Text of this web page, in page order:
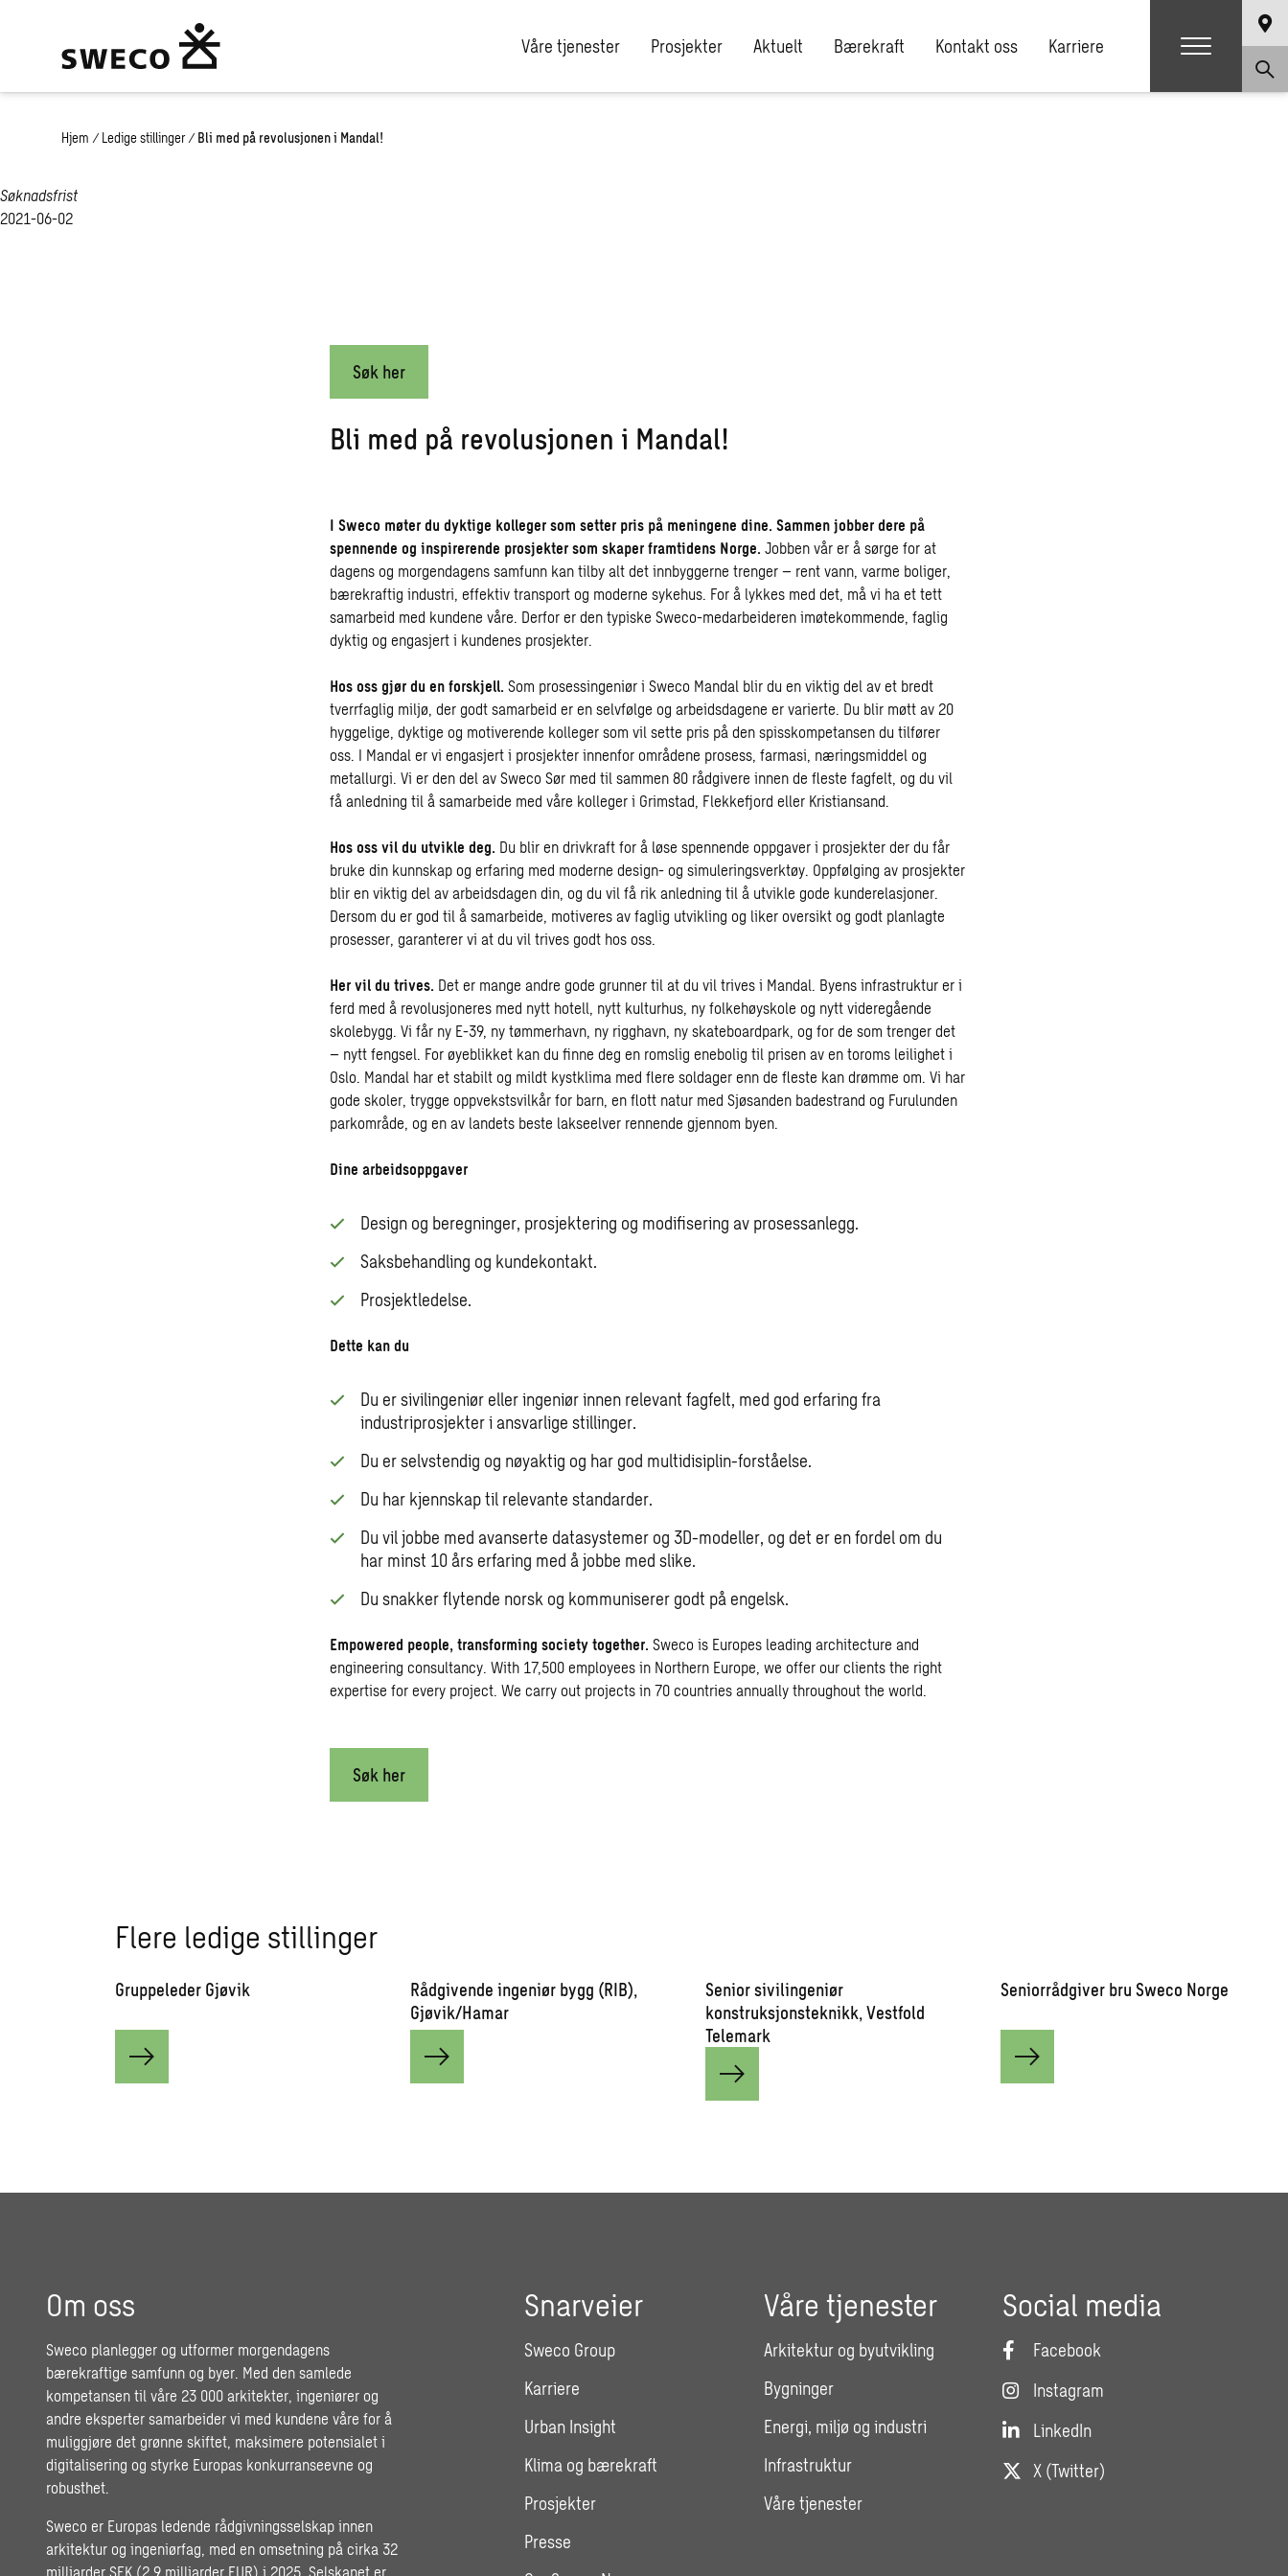
Våre tjenester Prosjekter Aktuelt Bærekraft Kontakt oss Karriere
Hjem / Ledige stillinger / Bli med på revolusjonen i Mandal!
Søknadsfrist
2021-06-02
Søk her
Bli med på revolusjonen i Mandal!
I Sweco møter du dyktige kolleger som setter pris på meningene dine. Sammen jobber dere på
spennende og inspirerende prosjekter som skaper framtidens Norge. Jobben vår er å sørge for at
dagens og morgendagens samfunn kan tilby alt det innbyggerne trenger – rent vann, varme boliger,
bærekraftig industri, effektiv transport og moderne sykehus. For å lykkes med det, må vi ha et tett
samarbeid med kundene våre. Derfor er den typiske Sweco-medarbeideren imøtekommende, faglig
dyktig og engasjert i kundenes prosjekter.
Hos oss gjør du en forskjell. Som prosessingeniør i Sweco Mandal blir du en viktig del av et bredt
tverrfaglig miljø, der godt samarbeid er en selvfølge og arbeidsdagene er varierte. Du blir møtt av 20
hyggelige, dyktige og motiverende kolleger som vil sette pris på den spisskompetansen du tilfører
oss. I Mandal er vi engasjert i prosjekter innenfor områdene prosess, farmasi, næringsmiddel og
metallurgi. Vi er den del av Sweco Sør med til sammen 80 rådgivere innen de fleste fagfelt, og du vil
få anledning til å samarbeide med våre kolleger i Grimstad, Flekkefjord eller Kristiansand.
Hos oss vil du utvikle deg. Du blir en drivkraft for å løse spennende oppgaver i prosjekter der du får
bruke din kunnskap og erfaring med moderne design- og simuleringsverktøy. Oppfølging av prosjekter
blir en viktig del av arbeidsdagen din, og du vil få rik anledning til å utvikle gode kunderelasjoner.
Dersom du er god til å samarbeide, motiveres av faglig utvikling og liker oversikt og godt planlagte
prosesser, garanterer vi at du vil trives godt hos oss.
Her vil du trives. Det er mange andre gode grunner til at du vil trives i Mandal. Byens infrastruktur er i
ferd med å revolusjoneres med nytt hotell, nytt kulturhus, ny folkehøyskole og nytt videregående
skolebygg. Vi får ny E-39, ny tømmerhavn, ny rigghavn, ny skateboardpark, og for de som trenger det
– nytt fengsel. For øyeblikket kan du finne deg en romslig enebolig til prisen av en toroms leilighet i
Oslo. Mandal har et stabilt og mildt kystklima med flere soldager enn de fleste kan drømme om. Vi har
gode skoler, trygge oppvekstsvilkår for barn, en flott natur med Sjøsanden badestrand og Furulunden
parkområde, og en av landets beste lakseelver rennende gjennom byen.
Dine arbeidsoppgaver
Design og beregninger, prosjektering og modifisering av prosessanlegg.
Saksbehandling og kundekontakt.
Prosjektledelse.
Dette kan du
Du er sivilingeniør eller ingeniør innen relevant fagfelt, med god erfaring fra
industriprosjekter i ansvarlige stillinger.
Du er selvstendig og nøyaktig og har god multidisiplin-forståelse.
Du har kjennskap til relevante standarder.
Du vil jobbe med avanserte datasystemer og 3D-modeller, og det er en fordel om du
har minst 10 års erfaring med å jobbe med slike.
Du snakker flytende norsk og kommuniserer godt på engelsk.
Empowered people, transforming society together. Sweco is Europes leading architecture and
engineering consultancy. With 17,500 employees in Northern Europe, we offer our clients the right
expertise for every project. We carry out projects in 70 countries annually throughout the world.
Søk her
Flere ledige stillinger
Gruppeleder Gjøvik
Rådgivende ingeniør bygg (RIB),
Gjøvik/Hamar
Senior sivilingeniør
konstruksjonsteknikk, Vestfold
Telemark
Seniorrådgiver bru Sweco Norge
Om oss
Sweco planlegger og utformer morgendagens
bærekraftige samfunn og byer. Med den samlede
kompetansen til våre 23 000 arkitekter, ingeniører og
andre eksperter samarbeider vi med kundene våre for å
muliggjøre det grønne skiftet, maksimere potensialet i
digitalisering og styrke Europas konkurranseevne og
robusthet.
Sweco er Europas ledende rådgivningsselskap innen
arkitektur og ingeniørfag, med en omsetning på cirka 32
milliarder SEK (2,9 milliarder EUR) i 2025. Selskapet er
Snarveier
Sweco Group
Karriere
Urban Insight
Klima og bærekraft
Prosjekter
Presse
Våre tjenester
Arkitektur og byutvikling
Bygninger
Energi, miljø og industri
Infrastruktur
Våre tjenester
Social media
Facebook
Instagram
LinkedIn
X (Twitter)